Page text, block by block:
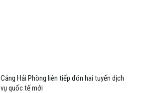
Cảng Hải Phòng liên tiếp đón hai tuyến dịch
vụ quốc tế mới